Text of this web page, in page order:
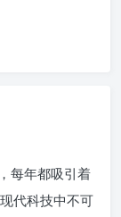
每年都吸引着
代科技中不可